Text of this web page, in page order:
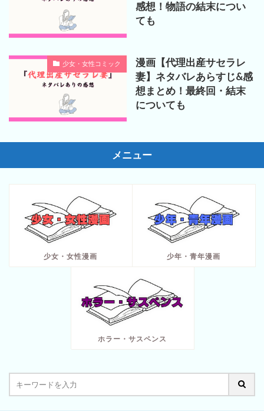
感想！物語の結末につい
ても
少女・女性コミック
漫画【代理出産サセラレ
妻】ネタバレあらすじ&感
想まとめ！最終回・結末
についても
メニュー
少女・女性漫画 少年・青年漫画
ホラー・サスペンス